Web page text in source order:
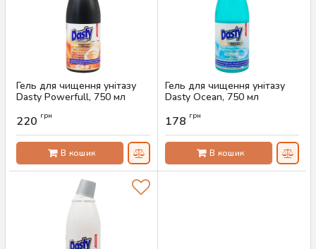
Гель для чищення унітазу
Dasty Powerfull, 750 мл
220 грн
В кошик
Гель для чищення унітазу
Dasty Ocean, 750 мл
178 грн
В кошик